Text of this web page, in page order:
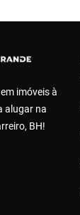
imóveis à
alugar na
BH!